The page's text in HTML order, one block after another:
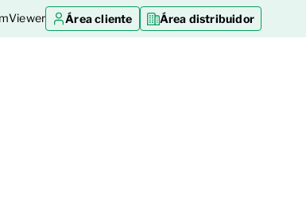
Área cliente Área distribuidor